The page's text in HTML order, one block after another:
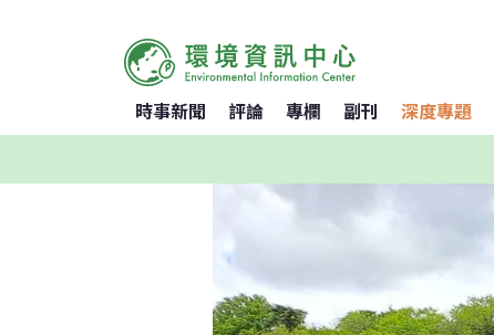
時事新聞 評論 專欄 副刊 深度專題